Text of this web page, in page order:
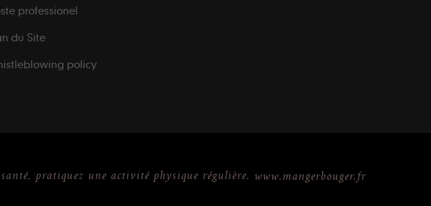
professionel
du Site
policy
pratiquez une activité physique régulière. www.mangerbouger.fr